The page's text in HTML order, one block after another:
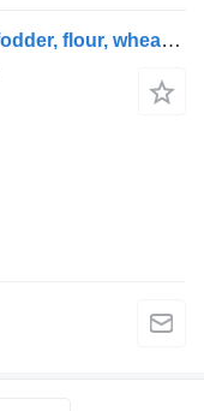
Lambrecht with suction WELGRO fodder, flour, wheat, corn, grain PASZOWOZ S